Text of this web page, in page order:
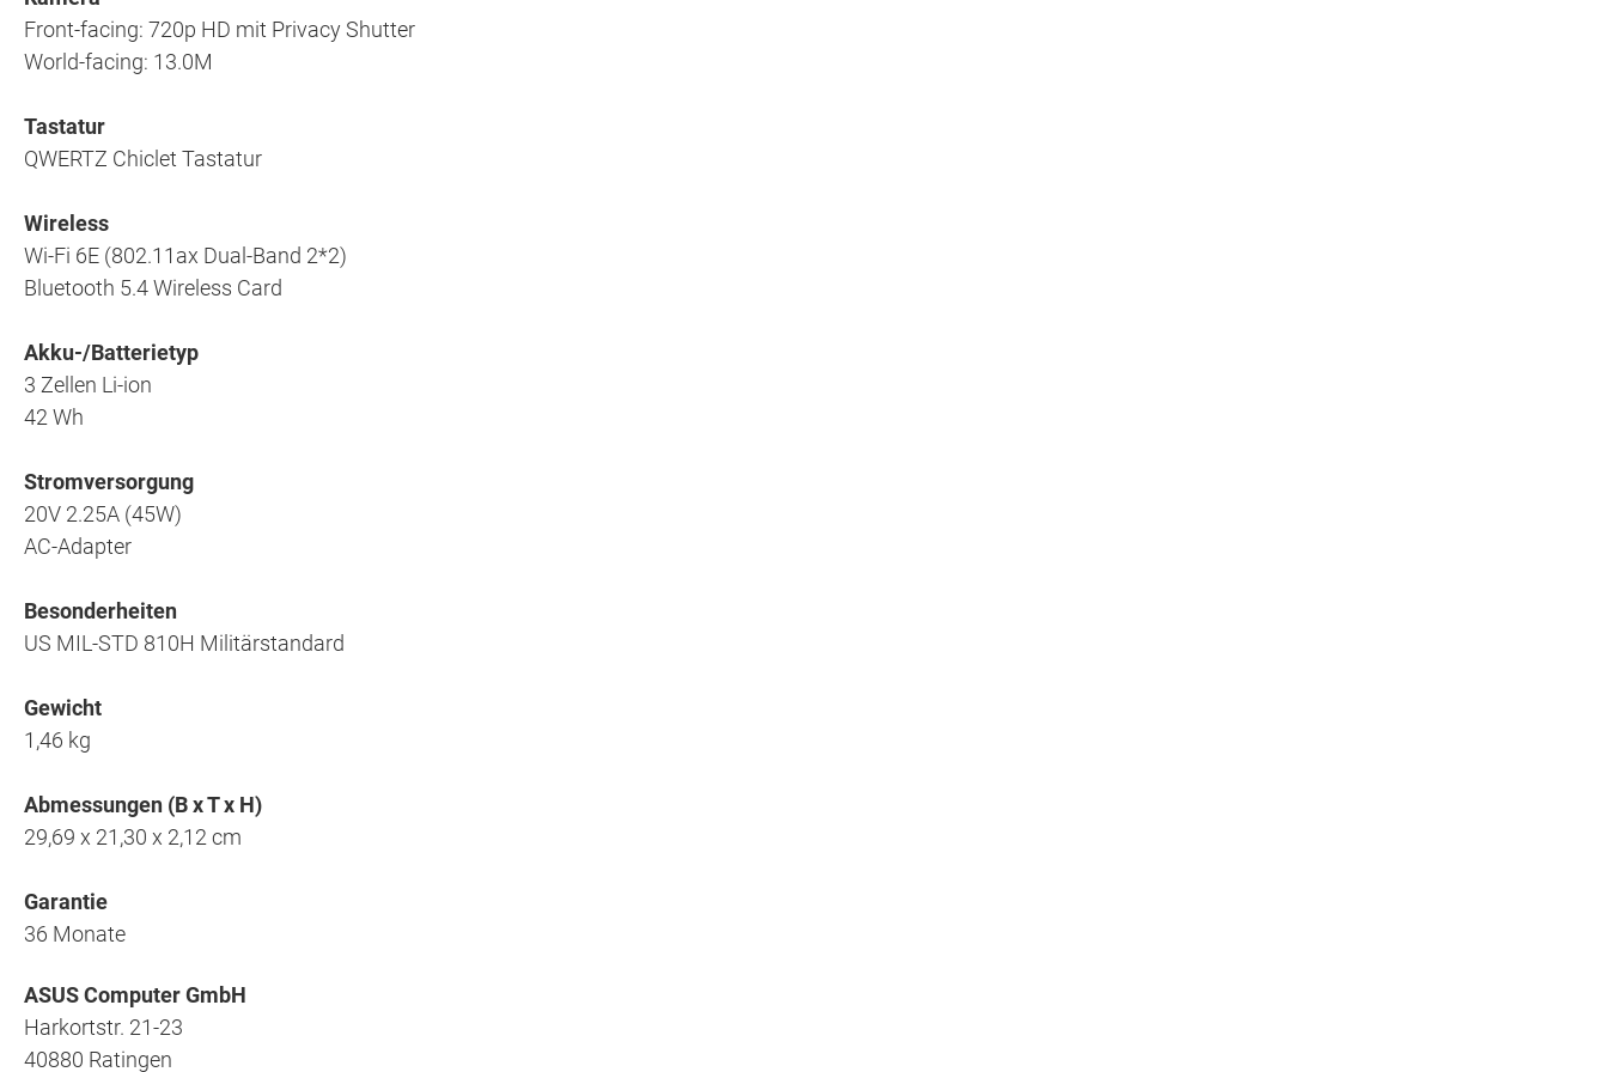
Front-facing: 720p HD mit Privacy Shutter
World-facing: 13.0M
Tastatur
QWERTZ Chiclet Tastatur
Wireless
Wi-Fi 6E (802.11ax Dual-Band 2*2)
Bluetooth 5.4 Wireless Card
Akku-/Batterietyp
3 Zellen Li-ion
42 Wh
Stromversorgung
20V 2.25A (45W)
AC-Adapter
Besonderheiten
US MIL-STD 810H Militärstandard
Gewicht
1,46 kg
Abmessungen (B x T x H)
29,69 x 21,30 x 2,12 cm
Garantie
36 Monate
ASUS Computer GmbH
Harkortstr. 21-23
40880 Ratingen